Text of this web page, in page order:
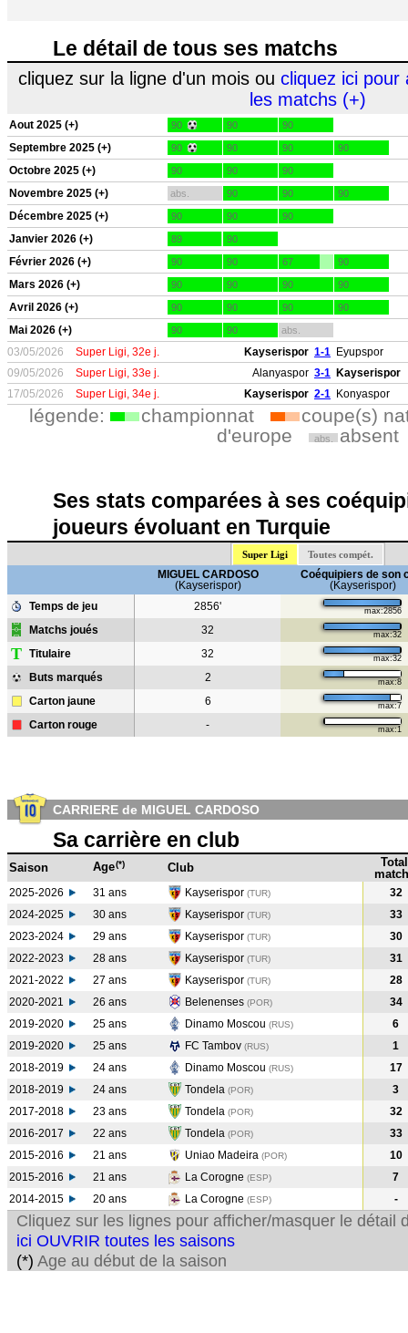
Le détail de tous ses matchs
cliquez sur la ligne d'un mois ou cliquez ici pour
les matchs (+)
Aout 2025 (+) 90 90 90
Septembre 2025 (+) 90 90 90 90
Octobre 2025 (+) 90 90 90
Novembre 2025 (+) abs. 90 90 90
Décembre 2025 (+) 90 90 90
Janvier 2026 (+) 89 90
Février 2026 (+) 90 90 67 90
Mars 2026 (+) 90 90 90 90
Avril 2026 (+) 90 90 90 90
Mai 2026 (+) 90 90 abs.
03/05/2026 Super Ligi, 32e j. Kayserispor 1-1 Eyupspor
09/05/2026
Super Ligi, 33e j. Alanyaspor 3-1 Kayserispor
17/05/2026
Super Ligi, 34e j. Kayserispor 2-1 Konyaspor
légende: championnat
coupe(s)
d'europe
abs. absent
Ses stats comparées à ses
joueurs évoluant en Turquie
Super Ligi Toutes compét.
MIGUEL CARDOSO
(Kayserispor)
Coéquipiers de son
(Kayserispor)
Temps de jeu
2856' max:2856
Matchs joués 32 max:32
T Titulaire 32 max:32
Buts marqués 2 max:8
Carton jaune 6 max:7
Carton rouge - max:1
CARRIERE de MIGUEL CARDOSO
Sa carrière en club
Saison Age(*) Club
Total
2025-2026 31 ans Kayserispor (TUR)
32
2024-2025
30 ans Kayserispor (TUR)
33
2023-2024
29 ans Kayserispor (TUR)
30
2022-2023
28 ans Kayserispor (TUR)
31
2021-2022
27 ans Kayserispor (TUR)
28
2020-2021
26 ans Belenenses (POR)
34
2019-2020
25 ans Dinamo Moscou (RUS)
6
2019-2020
25 ans FC Tambov (RUS)
1
2018-2019
24 ans Dinamo Moscou (RUS)
17
2018-2019
24 ans Tondela (POR)
3
2017-2018
23 ans Tondela (POR)
32
2016-2017
22 ans Tondela (POR)
33
2015-2016
21 ans Uniao Madeira (POR)
10
2015-2016
21 ans La Corogne (ESP)
7
2014-2015
20 ans La Corogne (ESP) -
Cliquez sur les lignes pour afficher/masquer le détail
ici OUVRIR toutes les saisons
(*) Age au début de la saison